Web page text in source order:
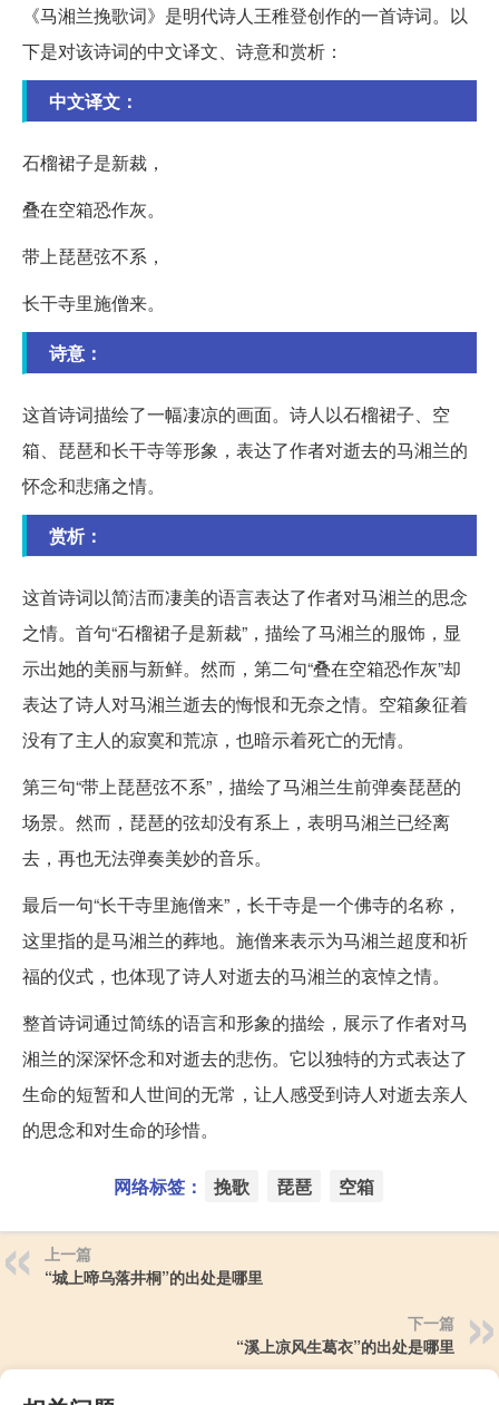
《马湘兰挽歌词》是明代诗人王稚登创作的一首诗词。以
下是对该诗词的中文译文、诗意和赏析：
中文译文：
石榴裙子是新裁，
叠在空箱恐作灰。
带上琵琶弦不系，
长干寺里施僧来。
诗意：
这首诗词描绘了一幅凄凉的画面。诗人以石榴裙子、空
箱、琵琶和长干寺等形象，表达了作者对逝去的马湘兰的
怀念和悲痛之情。
赏析：
这首诗词以简洁而凄美的语言表达了作者对马湘兰的思念
之情。首句“石榴裙子是新裁”，描绘了马湘兰的服饰，显
示出她的美丽与新鲜。然而，第二句“叠在空箱恐作灰”却
表达了诗人对马湘兰逝去的悔恨和无奈之情。空箱象征着
没有了主人的寂寞和荒凉，也暗示着死亡的无情。
第三句“带上琵琶弦不系”，描绘了马湘兰生前弹奏琵琶的
场景。然而，琵琶的弦却没有系上，表明马湘兰已经离
去，再也无法弹奏美妙的音乐。
最后一句“长干寺里施僧来”，长干寺是一个佛寺的名称，
这里指的是马湘兰的葬地。施僧来表示为马湘兰超度和祈
福的仪式，也体现了诗人对逝去的马湘兰的哀悼之情。
整首诗词通过简练的语言和形象的描绘，展示了作者对马
湘兰的深深怀念和对逝去的悲伤。它以独特的方式表达了
生命的短暂和人世间的无常，让人感受到诗人对逝去亲人
的思念和对生命的珍惜。
网络标签： 挽歌 琵琶 空箱
上一篇
“城上啼乌落井桐”的出处是哪里
下一篇
“溪上凉风生葛衣”的出处是哪里